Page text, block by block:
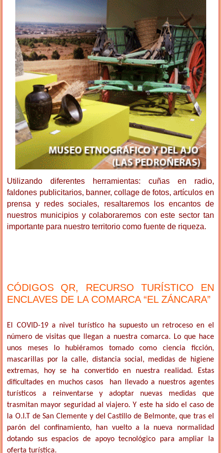
Utilizando diferentes herramientas: cuñas en radio,
faldones publicitarios, banner, collage de fotos, artículos en
prensa y redes sociales, resaltaremos los encantos de
nuestros municipios y colaboraremos con este sector tan
importante para nuestro territorio como fuente de riqueza.
CÓDIGOS QR, RECURSO TURÍSTICO EN
ENCLAVES DE LA COMARCA “EL ZÁNCARA”
El COVID-19 a nivel turístico ha supuesto un retroceso en el
número de visitas que llegan a nuestra comarca. Lo que hace
unos meses lo hubiéramos tomado como ciencia ficción,
mascarillas por la calle, distancia social, medidas de higiene
extremas, hoy se ha convertido en nuestra realidad. Estas
dificultades en muchos casos han llevado a nuestros agentes
turísticos a reinventarse y adoptar nuevas medidas que
trasmitan mayor seguridad al viajero. Y este ha sido el caso de
la O.I.T de San Clemente y del Castillo de Belmonte, que tras el
parón del confinamiento, han vuelto a la nueva normalidad
dotando sus espacios de apoyo tecnológico para ampliar la
oferta turística.